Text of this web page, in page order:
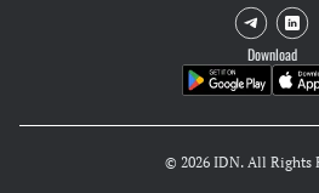
Download
© 2026 IDN. All Rights